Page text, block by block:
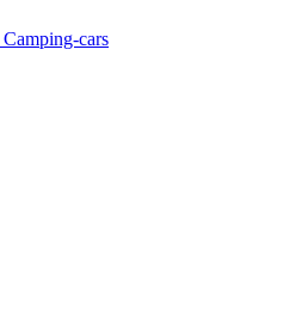
Camping-cars